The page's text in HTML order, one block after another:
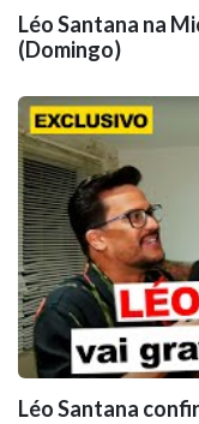
Léo Santana na
(Domingo)
Léo Santana